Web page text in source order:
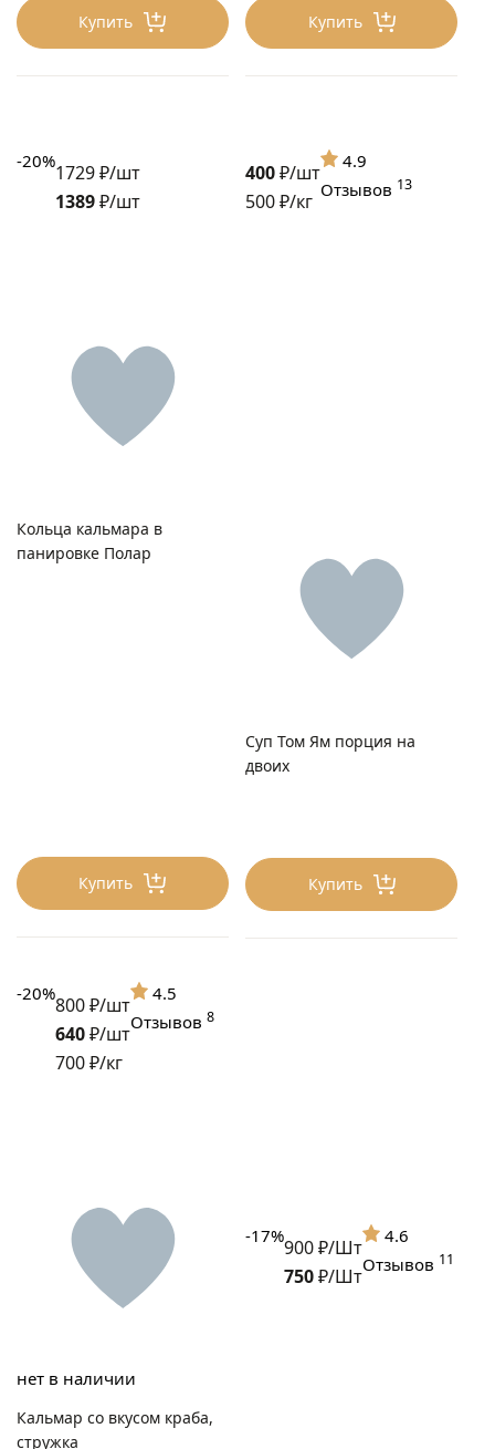
Купить
-20%1729 ₽/шт
1389₽/шт
Отзывов
Купить
400₽/шт
500 ₽/кг
4.9
Отзывов 13
Купить
-20%800 ₽/шт
640₽/шт
700 ₽/кг
Кольца кальмара в
панировке Полар
4.5
Отзывов 8
Купить
-17%900 ₽/Шт
750₽/Шт
Суп Том Ям порция на
двоих
4.6
Отзывов 11
нет в наличии
Кальмар со вкусом краба,
стружка